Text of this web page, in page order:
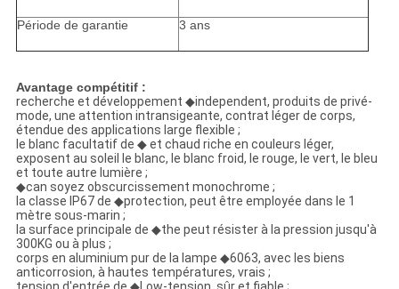
Période de garantie 3 ans
Avantage compétitif :
recherche et développement ◆independent, produits de privé-
mode, une attention intransigeante, contrat léger de corps,
étendue des applications large flexible ;
le blanc facultatif de ◆ et chaud riche en couleurs léger,
exposent au soleil le blanc, le blanc froid, le rouge, le vert, le bleu
et toute autre lumière ;
◆can soyez obscurcissement monochrome ;
la classe IP67 de ◆protection, peut être employée dans le 1
mètre sous-marin ;
la surface principale de ◆the peut résister à la pression jusqu'à
300KG ou à plus ;
corps en aluminium pur de la lampe ◆6063, avec les biens
anticorrosion, à hautes températures, vrais ;